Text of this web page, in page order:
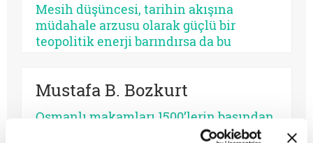
Mesih düşüncesi, tarihin akışına
müdahale arzusu olarak güçlü bir
teopolitik enerji barındırsa da bu
tehlikeli bir apokaliptizmi tetikler.
her tasavvur, şimdiyi ve insan iradesini
Mustafa B. Bozkurt
Osmanlı makamları 1500’lerin başından
1700’lere kadar muhtelif kıyametçi